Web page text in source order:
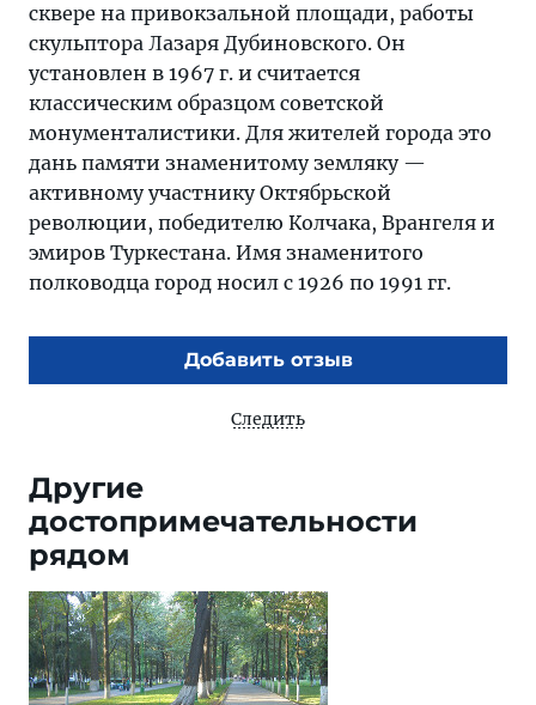
сквере на привокзальной площади, работы
скульптора Лазаря Дубиновского. Он
установлен в 1967 г. и считается
классическим образцом советской
монументалистики. Для жителей города это
дань памяти знаменитому земляку —
активному участнику Октябрьской
революции, победителю Колчака, Врангеля и
эмиров Туркестана. Имя знаменитого
полководца город носил с 1926 по 1991 гг.
Добавить отзыв
Следить
Другие
достопримечательности
рядом